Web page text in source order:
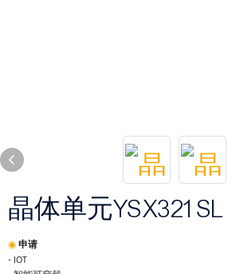
晶体单元YSX321SL
◉申请
- IOT